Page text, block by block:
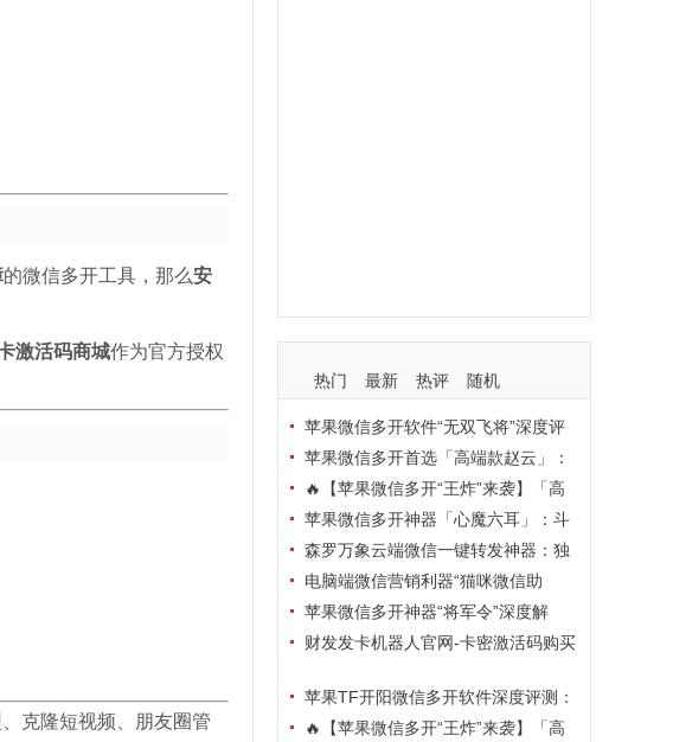
的微信多开工具，那么安
激活码商城作为官方授权
克隆短视频、朋友圈管
热门 最新 热评 随机
苹果微信多开软件“无双飞将”深度评
测：TF正式码+7天退换，拍拍卡激活
码商城正品保障
苹果微信多开首选「高端款赵云」：
TF正式码+斗战神8073包，7天退换认
准拍拍卡激活码商城
🔥【苹果微信多开“王炸”来袭】「高
端地狱火」—— TF正式码+斗战神807
3包，7天退换，安全防封，多开自由触
手可及！
苹果微信多开神器「心魔六耳」：斗
战神8073包+7天退换，认准拍拍卡激
活码商城
森罗万象云端微信一键转发神器：独
家源码·安全防封·月卡季卡半年卡年卡
授权，7天无理由退换！
电脑端微信营销利器“猫咪微信助
手”深度评测：7大模块功能全解析，多
卡种授权灵活选
苹果微信多开神器“将军令”深度解
析：8073版本包+TF外侧码，微商营销
财发发卡机器人官网-卡密激活码购买
换苹果TF开阳微信多开软件深度评测：
凡尔赛8069包功能全解析，TestFlight
🔥【苹果微信多开“王炸”来袭】「高